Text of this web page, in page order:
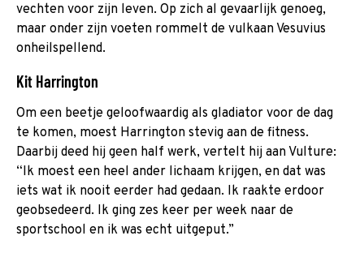
vechten voor zijn leven. Op zich al gevaarlijk genoeg,
maar onder zijn voeten rommelt de vulkaan Vesuvius
onheilspellend.
Kit Harrington
Om een beetje geloofwaardig als gladiator voor de dag
te komen, moest Harrington stevig aan de fitness.
Daarbij deed hij geen half werk, vertelt hij aan Vulture:
“Ik moest een heel ander lichaam krijgen, en dat was
iets wat ik nooit eerder had gedaan. Ik raakte erdoor
geobsedeerd. Ik ging zes keer per week naar de
sportschool en ik was echt uitgeput.”